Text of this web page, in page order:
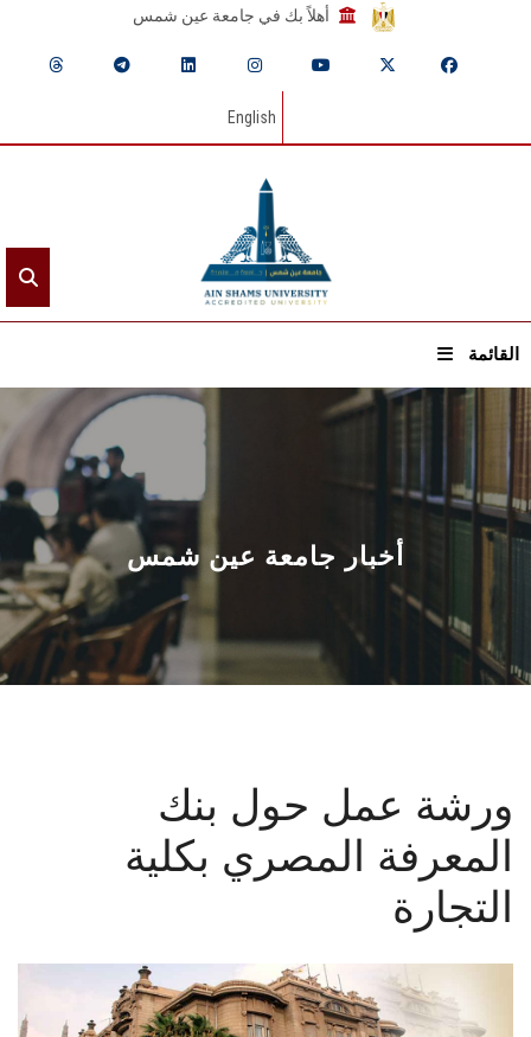
أهلاً بك في جامعة عين شمس
English
القائمة
الرئيسيـة
عن الجامعة
القطاعـات
الشئون الأكاديمية
البحث العلمي
أخبار جامعة عين شمس
ورشة عمل حول بنك
المعرفة المصري بكلية
التجارة